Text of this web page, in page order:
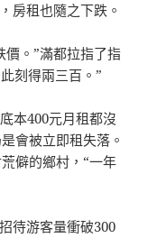
房租也隨之下跌。
價。”滿都拉指了指
刻得兩三百。”
本400元月租都沒
會被立即租失落。
僻的鄉村，“一年
待游客量衝破300